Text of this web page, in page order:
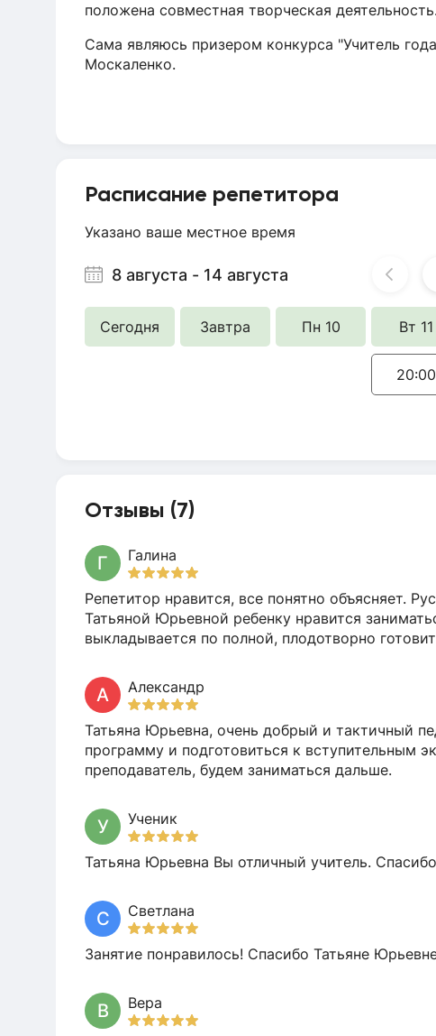
положена совместная творческая деятельность.
Сама являюсь призером конкурса "Учитель
Москаленко.
Расписание репетитора
Указано ваше местное время
8 августа - 14 августа
Сегодня Завтра Пн 10 Вт 11
20:00
Отзывы (7)
Г Галина
Репетитор нравится, все понятно объясняет.
Татьяной Юрьевной ребенку нравится
выкладывается по полной, плодотворно
А Александр
Татьяна Юрьевна, очень добрый и тактичный
программу и подготовиться к вступительным
преподаватель, будем заниматься дальше.
У Ученик
Татьяна Юрьевна Вы отличный учитель.
С Светлана
Занятие понравилось! Спасибо Татьяне
В Вера